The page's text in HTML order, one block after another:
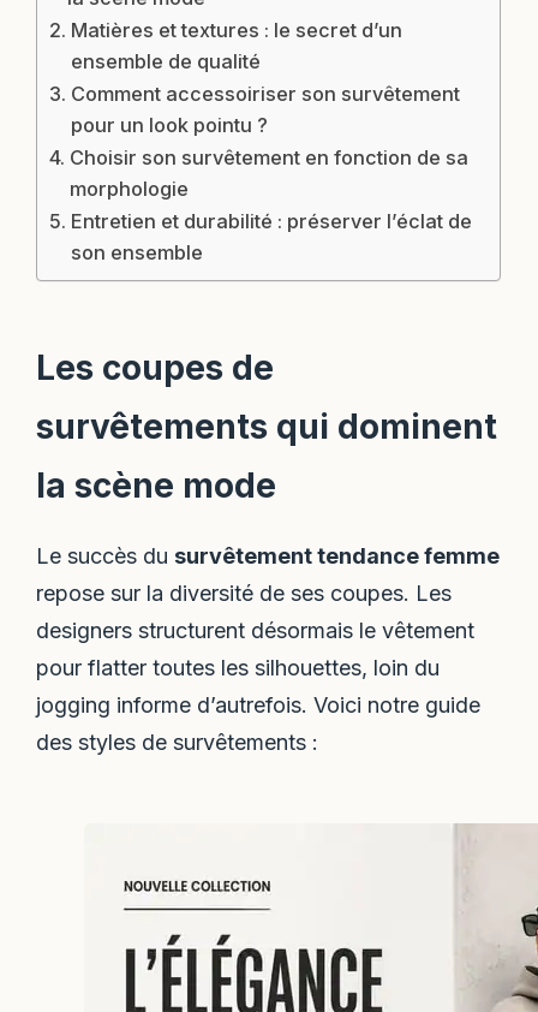
Matières et textures : le secret d’un
ensemble de qualité
Comment accessoiriser son survêtement
pour un look pointu ?
Choisir son survêtement en fonction de sa
morphologie
Entretien et durabilité : préserver l’éclat de
son ensemble
Les coupes de
survêtements qui dominent
la scène mode
Le succès du survêtement tendance femme
repose sur la diversité de ses coupes. Les
designers structurent désormais le vêtement
pour flatter toutes les silhouettes, loin du
jogging informe d’autrefois. Voici notre guide
des styles de survêtements :